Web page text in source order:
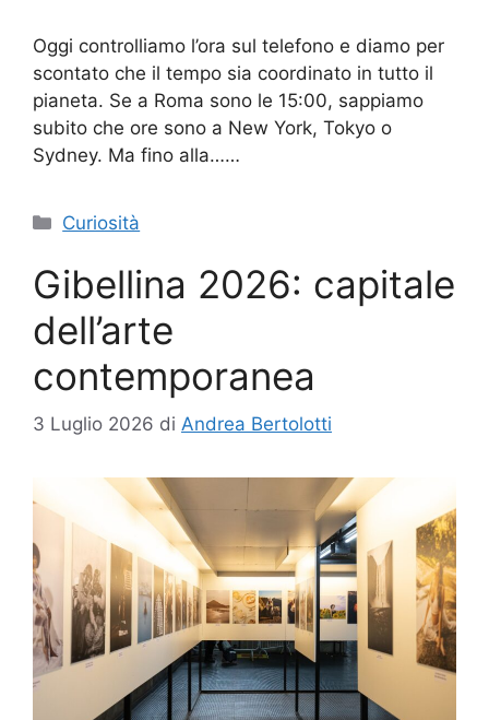
Oggi controlliamo l’ora sul telefono e diamo per
scontato che il tempo sia coordinato in tutto il
pianeta. Se a Roma sono le 15:00, sappiamo
subito che ore sono a New York, Tokyo o
Sydney. Ma fino alla……
Categorie
Curiosità
Gibellina 2026: capitale
dell’arte
contemporanea
3 Luglio 2026 di Andrea Bertolotti